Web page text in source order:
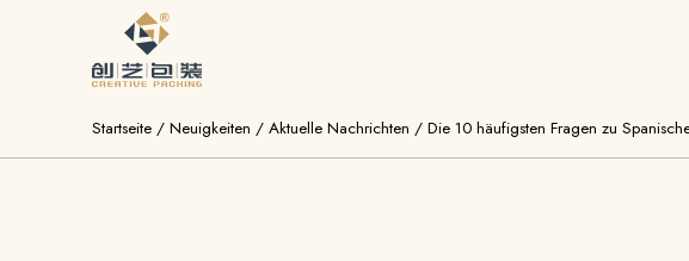
Startseite / Neuigkeiten / Aktuelle Nachrichten / Die 10 häufigsten Fragen zu